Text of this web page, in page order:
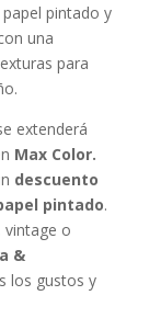
papel pintado y
una
para
extenderá
Max Color.
descuento
pintado.
vintage o
&
los gustos y